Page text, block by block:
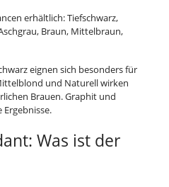
erhältlich: Tiefschwarz,
Braun, Mittelbraun,
eignen sich besonders für
und Naturell wirken
Brauen. Graphit und
Was ist der